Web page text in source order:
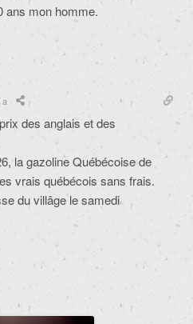
ans mon homme.
des anglais et des
la gazoline Québécoise de
vrais québécois sans frais.
du villâge le samedi